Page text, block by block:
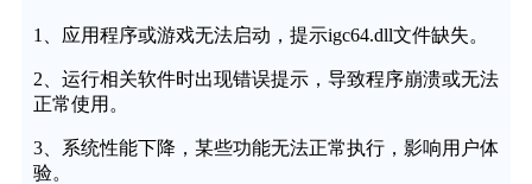
1、应用程序或游戏无法启动，提示igc64.dll文件缺失。
2、运行相关软件时出现错误提示，导致程序崩溃或无法
正常使用。
3、系统性能下降，某些功能无法正常执行，影响用户体
验。